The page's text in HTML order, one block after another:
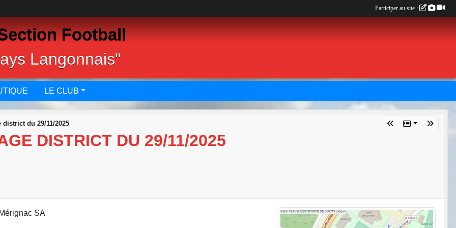
Football
Langonnais"
LE CLUB
district du 29/11/2025
DISTRICT DU 29/11/2025
SA
Participer au site :